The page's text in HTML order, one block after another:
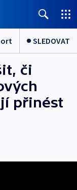
SLEDOVAT
či
přinést